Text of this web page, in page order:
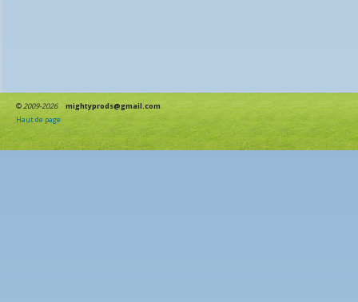
©2009-2026
mightyprods@gmail.com
Haut de page